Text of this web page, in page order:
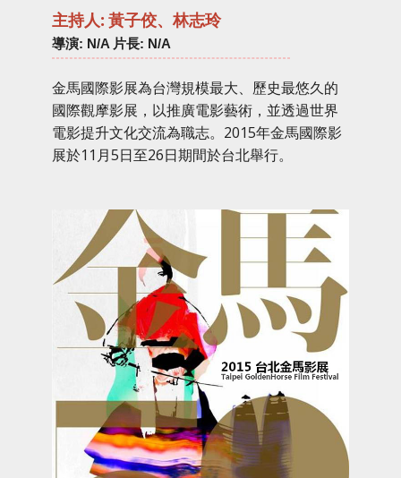
主持人: 黃子佼、林志玲
導演: N/A 片長: N/A
金馬國際影展為台灣規模最大、歷史最悠久的
國際觀摩影展，以推廣電影藝術，並透過世界
電影提升文化交流為職志。2015年金馬國際影
展於11月5日至26日期間於台北舉行。